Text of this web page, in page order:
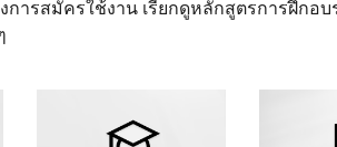
ารสมัครใช้งาน เรียกดูหลักสูตรการฝึกอ